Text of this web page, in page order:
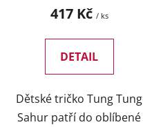
417 Kč / ks
DETAIL
Dětské tričko Tung Tung
Sahur patří do oblíbené